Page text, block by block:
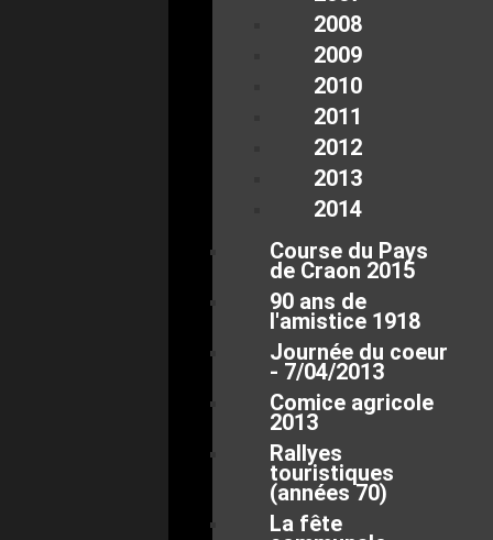
2008
2009
2010
2011
2012
2013
2014
Course du Pays
de Craon 2015
90 ans de
l'amistice 1918
Journée du coeur
- 7/04/2013
Comice agricole
2013
Rallyes
touristiques
(années 70)
La fête